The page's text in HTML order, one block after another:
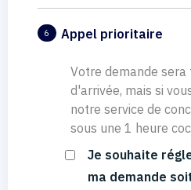
6 Appel prioritaire
Votre demande
d'arrivée, mais si
notre service de
sous une 1 heure
Je souhaite
ma demande